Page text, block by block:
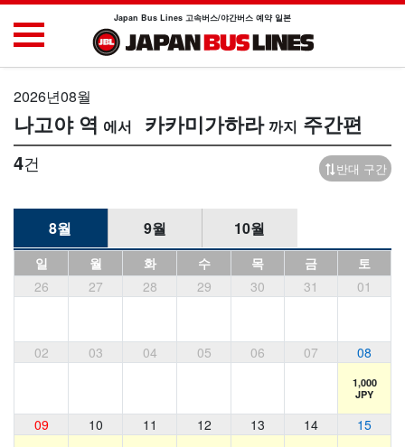
Japan Bus Lines 고속버스/야간버스 예약 일본
2026년08월
나고야 역 카카미가하라 주간편
4건 반대 구간
8월 9월 10월
일 월 화 수 목 금
토
26
27 28 29 30 31 01
02 03 04 05 06 07 08
1,000
JPY
09 10 11 12 13 14 15